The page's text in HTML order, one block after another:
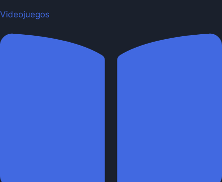
Videojuegos